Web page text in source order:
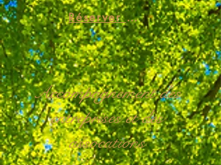
Réserver une séance individuelle
Accompagnement des
entreprises et des
assocations